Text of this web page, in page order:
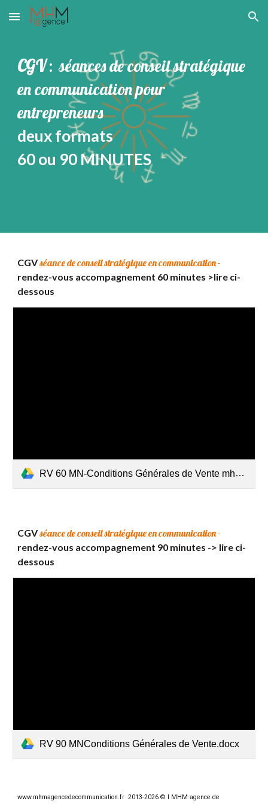
Skip to main content Skip to navigation
CGV: séances de conseil stratégique
en communication pour
entrepreneurs
deux formats
60 ou 90 MINUTES
CGVséance de conseil stratégique en communication -
rendez-vous accompagnement 60 minutes >lire ci-
dessous
RV 60 MN-Conditions Générales de Vente mhmagencedecommunication.docx
CGVséance de conseil stratégique en communication -
rendez-vous accompagnement 90 minutes -> lire ci-
dessous
RV 90 MNConditions Générales de Vente.docx
www.mhmagencedecommunication.fr 2013-2026 © l MHM agence de